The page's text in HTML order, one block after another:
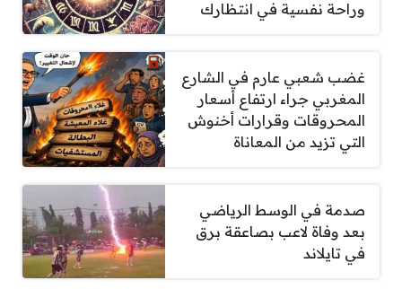
وراحة نفسية في انتظارك
غضب شعبي عارم في الشارع
المغربي جراء ارتفاع أسعار
المحروقات وقرارات أخنوش
التي تزيد من المعاناة
صدمة في الوسط الرياضي
بعد وفاة لاعب بصاعقة برق
في تايلاند